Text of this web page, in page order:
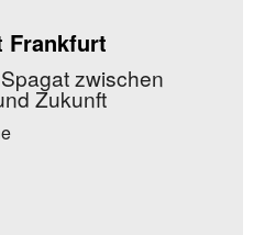
Frankfurt
zwischen
Zukunft